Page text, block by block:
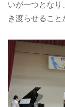
いが一つとなり
き渡らせること